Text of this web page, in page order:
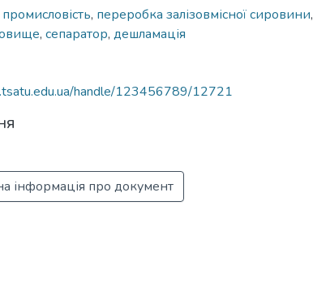
, переробка залізовмісної сировини,
, сепаратор, дешламація
handle/123456789/12721
інформація про документ